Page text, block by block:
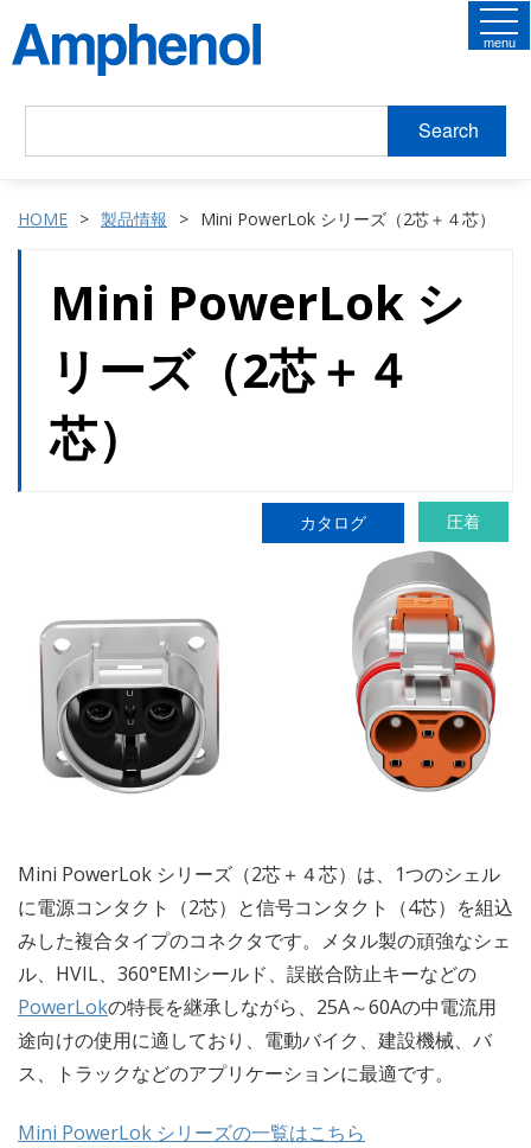
Search
menu
HOME 製品情報 Mini PowerLok シリーズ（2芯＋４芯）
Mini PowerLok シ
リーズ（2芯＋４
芯）
カタログ 圧着
Mini PowerLok シリーズ（2芯＋４芯）は、1つのシェル
に電源コンタクト（2芯）と信号コンタクト（4芯）を組込
みした複合タイプのコネクタです。メタル製の頑強なシェ
ル、HVIL、360°EMIシールド、誤嵌合防止キーなどの
PowerLokの特長を継承しながら、25A～60Aの中電流用
途向けの使用に適しており、電動バイク、建設機械、バ
ス、トラックなどのアプリケーションに最適です。
Mini PowerLok シリーズの一覧はこちら